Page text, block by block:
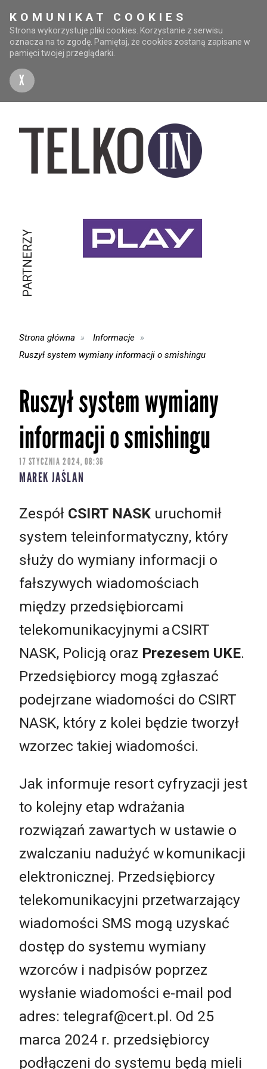
KOMUNIKAT COOKIES
Strona wykorzystuje pliki cookies. Korzystanie z serwisu
oznacza na to zgodę. Pamiętaj, że cookies zostaną zapisane w
pamięci twojej przeglądarki.
X
PARTNERZY
Strona główna
Informacje
Ruszył system wymiany informacji o smishingu
Ruszył system wymiany
informacji o smishingu
17 STYCZNIA 2024, 08:36
MAREK JAŚLAN
Zespół CSIRT NASK uruchomił
system teleinformatyczny, który
służy do wymiany informacji o
fałszywych wiadomościach
między przedsiębiorcami
telekomunikacyjnymi a CSIRT
NASK, Policją oraz Prezesem UKE.
Przedsiębiorcy mogą zgłaszać
podejrzane wiadomości do CSIRT
NASK, który z kolei będzie tworzył
wzorzec takiej wiadomości.
Jak informuje resort cyfryzacji jest
to kolejny etap wdrażania
rozwiązań zawartych w ustawie o
zwalczaniu nadużyć w komunikacji
elektronicznej. Przedsiębiorcy
telekomunikacyjni przetwarzający
wiadomości SMS mogą uzyskać
dostęp do systemu wymiany
wzorców i nadpisów poprzez
wysłanie wiadomości e-mail pod
adres: telegraf@cert.pl. Od 25
marca 2024 r. przedsiębiorcy
podłączeni do systemu będą mieli